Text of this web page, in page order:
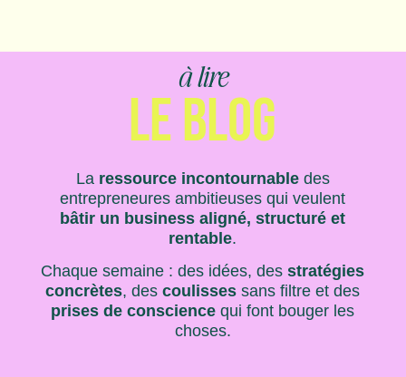
à lire
LE BLOG
La ressource incontournabledes
entrepreneures ambitieuses qui veulent
bâtir un business aligné, structuré et
rentable.
Chaque semaine : des idées, desstratégies
concrètes, descoulisses sans filtre et des
prises de conscience qui font bouger les
choses.